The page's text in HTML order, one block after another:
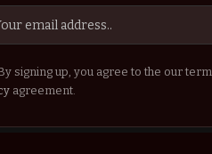
signing up, you agree to the our
agreement.